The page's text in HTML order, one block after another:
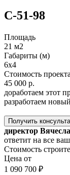
C-51-98
Площадь
21 м2
Габариты (м)
6x4
Стоимость
45 000 р.
доработаем этот
разработаем
Получить
директор
ответит на все
Стоимость
Цена от
1 090 700 ₽